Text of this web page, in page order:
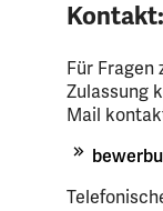
Kontakt:
Für Fragen
Zulassung
Mail